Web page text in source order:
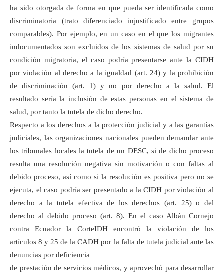
ha sido otorgada de forma en que pueda ser identificada como
discriminatoria (trato diferenciado injustificado entre grupos
comparables). Por ejemplo, en un caso en el que los migrantes
indocumentados son excluidos de los sistemas de salud por su
condición migratoria, el caso podría presentarse ante la CIDH
por violación al derecho a la igualdad (art. 24) y la prohibición
de discriminación (art. 1) y no por derecho a la salud. El
resultado sería la inclusión de estas personas en el sistema de
salud, por tanto la tutela de dicho derecho.
Respecto a los derechos a la protección judicial y a las garantías
judiciales, las organizaciones nacionales pueden demandar ante
los tribunales locales la tutela de un DESC, si de dicho proceso
resulta una resolución negativa sin motivación o con faltas al
debido proceso, así como si la resolución es positiva pero no se
ejecuta, el caso podría ser presentado a la CIDH por violación al
derecho a la tutela efectiva de los derechos (art. 25) o del
derecho al debido proceso (art. 8). En el caso Albán Cornejo
contra Ecuador la CorteIDH encontró la violación de los
artículos 8 y 25 de la CADH por la falta de tutela judicial ante las
denuncias por deficiencia
de prestación de servicios médicos, y aprovechó para desarrollar